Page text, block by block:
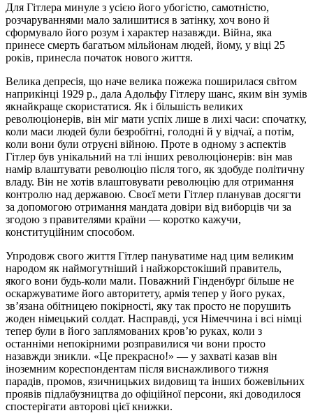
Для Гітлера минуле з усією його убогістю, самотністю,
розчаруваннями мало залишитися в затінку, хоч воно й
сформувало його розум і характер назавжди. Війна, яка
принесе смерть багатьом мільйонам людей, йому, у віці 25
років, принесла початок нового життя.
Велика депресія, що наче велика пожежа поширилася світом
наприкінці 1929 р., дала Адольфу Гітлеру шанс, яким він зумів
якнайкраще скористатися. Як і більшість великих
революціонерів, він міг мати успіх лише в лихі часи: спочатку,
коли маси людей були безробітні, голодні й у відчаї, а потім,
коли вони були отруєні війною. Проте в одному з аспектів
Гітлер був унікальний на тлі інших революціонерів: він мав
намір влаштувати революцію після того, як здобуде політичну
владу. Він не хотів влаштовувати революцію для отримання
контролю над державою. Своєї мети Гітлер планував досягти
за допомогою отримання мандата довіри від виборців чи за
згодою з правителями країни — коротко кажучи,
конституційним способом.
Упродовж свого життя Гітлер пануватиме над цим великим
народом як наймогутніший і найжорстокіший правитель,
якого вони будь-коли мали. Поважний Гінденбурґ більше не
оскаржуватиме його авторитету, армія тепер у його руках,
зв’язана обітницею покірності, яку так просто не порушить
жоден німецький солдат. Насправді, уся Німеччина і всі німці
тепер були в його заплямованих кров’ю руках, коли з
останніми непокірними розправилися чи вони просто
назавжди зникли. «Це прекрасно!» — у захваті казав він
іноземним кореспондентам після виснажливого тижня
парадів, промов, язичницьких видовищ та інших божевільних
проявів підлабузництва до офіційної персони, які доводилося
спостерігати авторові цієї книжки.